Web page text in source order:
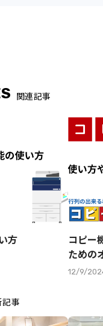
関連記事
方
コピー
ための
12/9/
事